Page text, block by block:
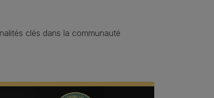
clés dans la communauté